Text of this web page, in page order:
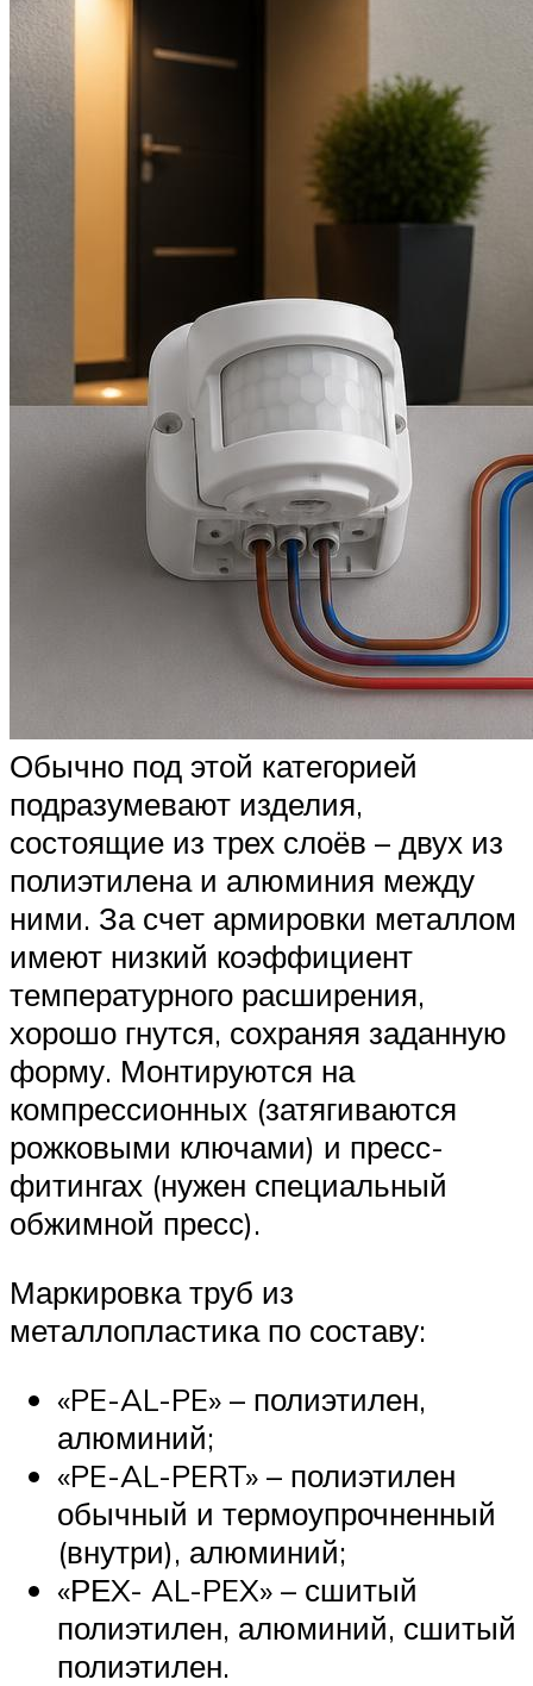
Обычно под этой категорией
подразумевают изделия,
состоящие из трех слоёв – двух из
полиэтилена и алюминия между
ними. За счет армировки металлом
имеют низкий коэффициент
температурного расширения,
хорошо гнутся, сохраняя заданную
форму. Монтируются на
компрессионных (затягиваются
рожковыми ключами) и пресс-
фитингах (нужен специальный
обжимной пресс).
Маркировка труб из
металлопластика по составу:
«PE-AL-PE» – полиэтилен,
алюминий;
«PE-AL-PERT» – полиэтилен
обычный и термоупрочненный
(внутри), алюминий;
«РЕX- AL-PEX» – сшитый
полиэтилен, алюминий, сшитый
полиэтилен.